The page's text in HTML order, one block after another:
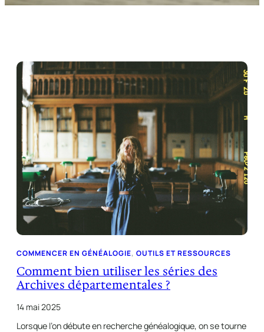
COMMENCER EN GÉNÉALOGIE, OUTILS ET RESSOURCES
Comment bien utiliser les séries des
Archives départementales ?
14 mai 2025
Lorsque l’on débute en recherche généalogique, on se tourne